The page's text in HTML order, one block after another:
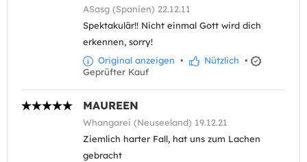
ASasg (Spanien) 22.12.11
Spektakulär!! Nicht einmal Gott wird dich
erkennen, sorry!
Original anzeigen • Nützlich •
Geprüfter Kauf
MAUREEN
Whangarei (Neuseeland) 19.12.21
Ziemlich harter Fall, hat uns zum Lachen
gebracht